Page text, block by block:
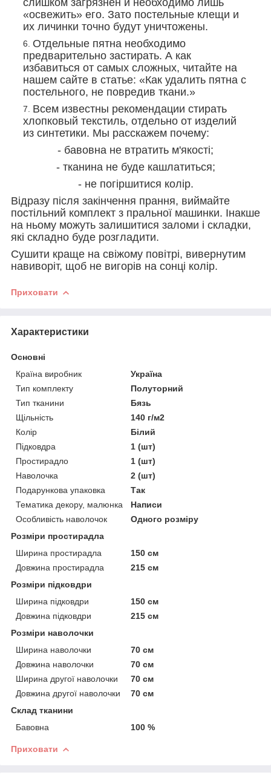
«освежить» его. Зато постельные клещи и
их личинки точно будут уничтожены.
Отдельные пятна необходимо
предварительно застирать. А как
избавиться от самых сложных, читайте на
нашем сайте в статье: «Как удалить пятна с
постельного, не повредив ткани.»
Всем известны рекомендации стирать
хлопковый текстиль, отдельно от изделий
из синтетики. Мы расскажем почему:
- бавовна не втратить м'якості;
- тканина не буде кашлатиться;
- не погіршитися колір.
Відразу після закінчення прання, виймайте
постільний комплект з пральної машинки. Інакше
на ньому можуть залишитися заломи і складки,
які складно буде розгладити.
Сушити краще на свіжому повітрі, вивернутим
навиворіт, щоб не вигорів на сонці колір.
Приховати
Характеристики
Основні
Країна виробник
Україна
Тип комплекту
Полуторний
Тип тканини
Бязь
Щільність
140 г/м2
Колір
Білий
Підковдра
1 (шт)
Простирадло
1 (шт)
Наволочка
2 (шт)
Подарункова упаковка
Так
Тематика декору, малюнка
Написи
Особливість наволочок
Одного розміру
Розміри простирадла
Ширина простирадла
150 см
Довжина простирадла
215 см
Розміри підковдри
Ширина підковдри
150 см
Довжина підковдри
215 см
Розміри наволочки
Ширина наволочки
70 см
Довжина наволочки
70 см
Ширина другої наволочки
70 см
Довжина другої наволочки
70 см
Склад тканини
Бавовна
100 %
Приховати